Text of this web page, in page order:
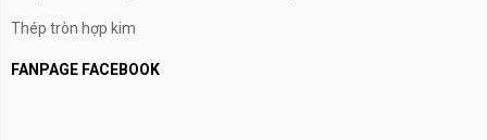
Thép tròn hợp kim
FANPAGE FACEBOOK